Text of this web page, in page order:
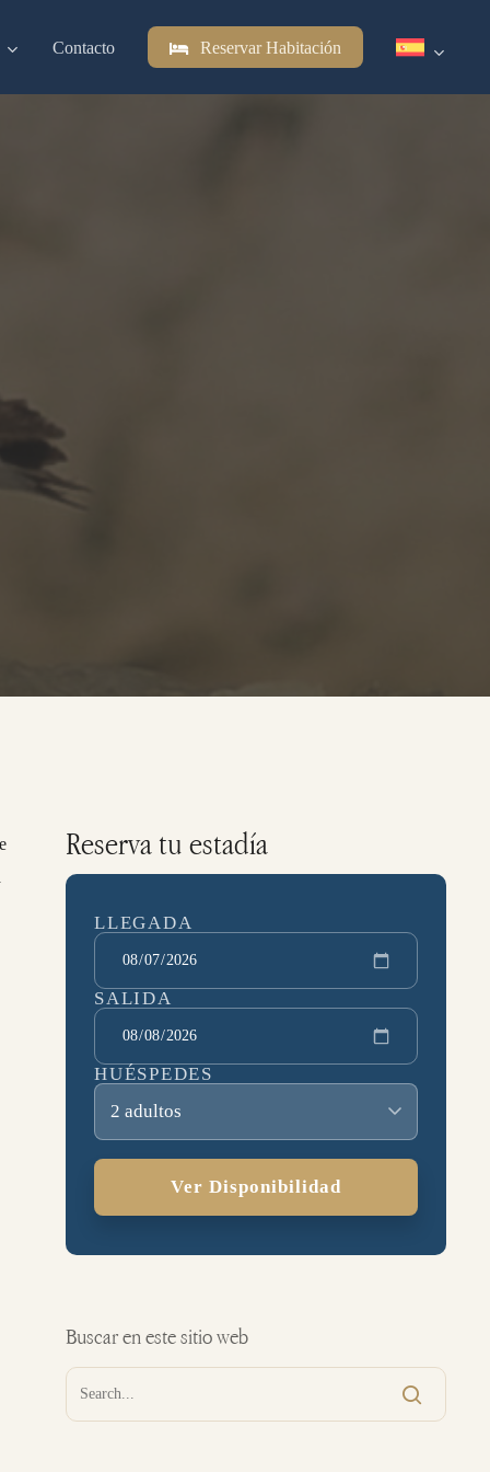
Contacto Reservar Habitación
Reserva tu estadía
LLEGADA
SALIDA
HUÉSPEDES
2 adultos
Ver Disponibilidad
Buscar en este sitio web